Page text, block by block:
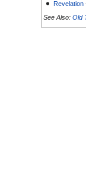
Revelation
See Also: Old